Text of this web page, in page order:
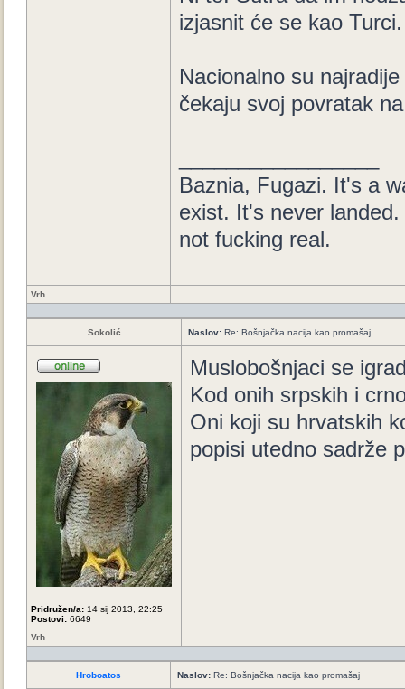
izjasnit će se kao
Nacionalno su
čekaju svoj povratak
Baznia, Fugazi. It's a
exist. It's never
not fucking real.
Vrh
Sokolić Naslov: Re: Bošnjačka nacija kao promašaj
Pridružen/a: 14 sij 2013, 22:25
Postovi: 6649
Muslobošnjaci se
Kod onih srpskih i
Oni koji su hrvatskih
popisi utedno sadrže
Vrh
Hroboatos Naslov: Re: Bošnjačka nacija kao promašaj